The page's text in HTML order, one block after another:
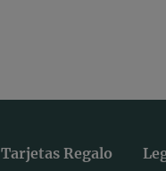
Tarjetas Regalo